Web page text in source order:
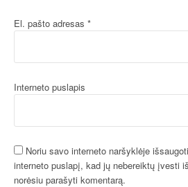
El. pašto adresas *
Interneto puslapis
Noriu savo interneto naršyklėje
interneto puslapį, kad jų nebereiktų įvesti
norėsiu parašyti komentarą.